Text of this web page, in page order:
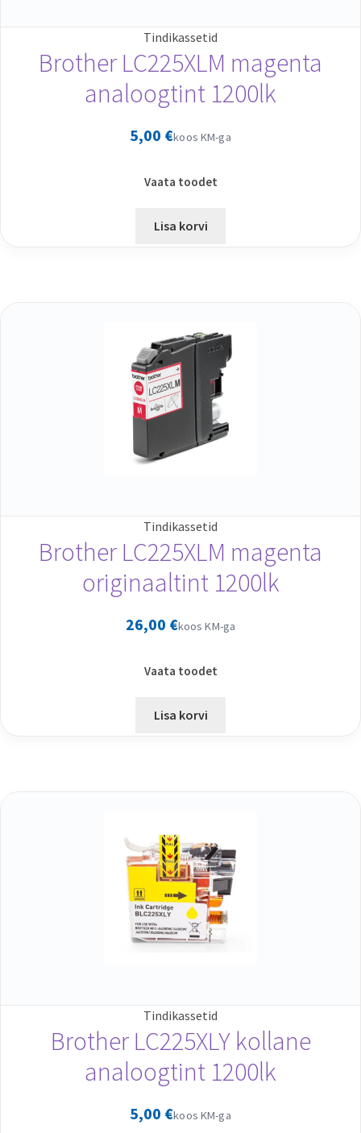
Tindikassetid
Brother LC225XLM magenta
analoogtint 1200lk
5,00 €koos KM-ga
Vaata toodet
Lisa korvi
Tindikassetid
Brother LC225XLM magenta
originaaltint 1200lk
26,00 €koos KM-ga
Vaata toodet
Lisa korvi
Tindikassetid
Brother LC225XLY kollane
analoogtint 1200lk
5,00 €koos KM-ga